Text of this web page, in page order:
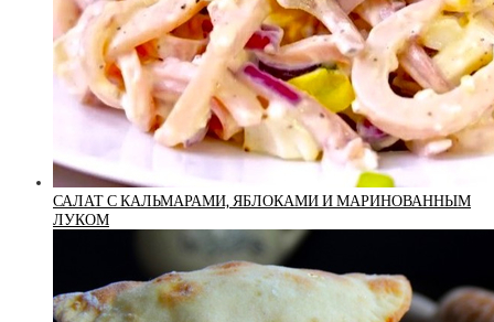
САЛАТ С КАЛЬМАРАМИ, ЯБЛОКАМИ И МАРИНОВАННЫМ
ЛУКОМ